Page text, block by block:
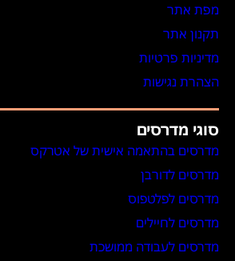
מפת אתר
תקנון אתר
מדיניות פרטיות
הצהרת נגישות
סוגי מדרסים
מדרסים בהתאמה אישית של אטרקס
מדרסים לדורבן
מדרסים לפלטפוס
מדרסים לחיילים
מדרסים לעבודה ממושכת